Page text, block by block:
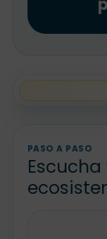
PASO A PASO
Escucha